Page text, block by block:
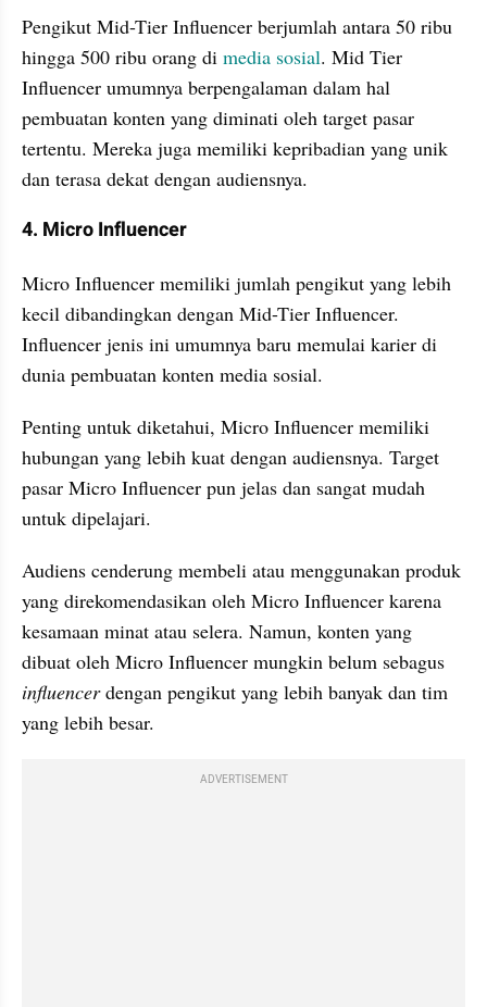
Pengikut Mid-Tier Influencer berjumlah antara 50 ribu
hingga 500 ribu orang di media sosial. Mid Tier
Influencer umumnya berpengalaman dalam hal
pembuatan konten yang diminati oleh target pasar
tertentu. Mereka juga memiliki kepribadian yang unik
dan terasa dekat dengan audiensnya.
4. Micro Influencer
Micro Influencer memiliki jumlah pengikut yang lebih
kecil dibandingkan dengan Mid-Tier Influencer.
Influencer jenis ini umumnya baru memulai karier di
dunia pembuatan konten media sosial.
Penting untuk diketahui, Micro Influencer memiliki
hubungan yang lebih kuat dengan audiensnya. Target
pasar Micro Influencer pun jelas dan sangat mudah
untuk dipelajari.
Audiens cenderung membeli atau menggunakan produk
yang direkomendasikan oleh Micro Influencer karena
kesamaan minat atau selera. Namun, konten yang
dibuat oleh Micro Influencer mungkin belum sebagus
influencer dengan pengikut yang lebih banyak dan tim
yang lebih besar.
ADVERTISEMENT